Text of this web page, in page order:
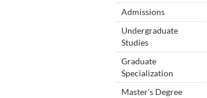
Admissions
Undergraduate
Studies
Graduate
Specialization
Master's Degree